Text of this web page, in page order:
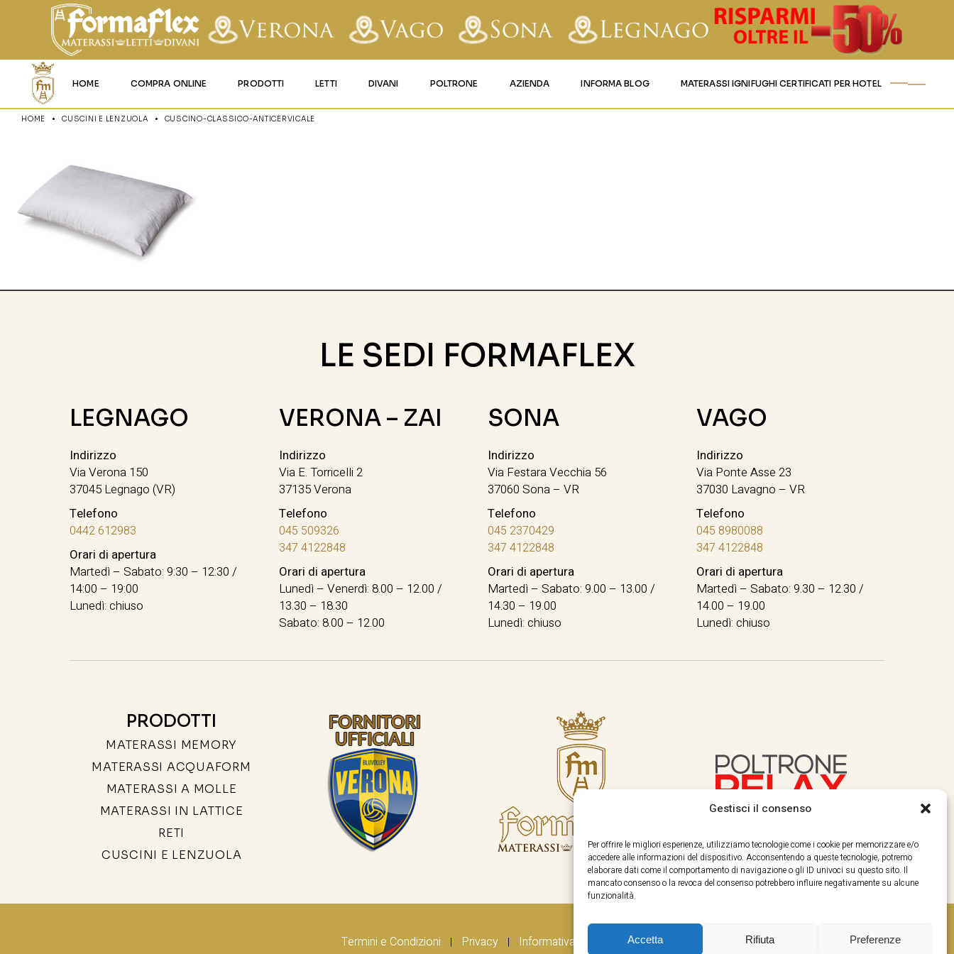
Gestisci il consenso
Per offrire le migliori esperienze, utilizziamo tecnologie come i cookie per memorizzare e/o
accedere alle informazioni del dispositivo. Acconsentendo a queste tecnologie, potremo
elaborare dati come il comportamento di navigazione o gli ID univoci su questo sito. Il
mancato consenso o la revoca del consenso potrebbero influire negativamente su alcune
funzionalità.
Accetta Rifiuta Preferenze
HOME COMPRA ONLINE PRODOTTI
DEI PRODOTTI
LETTI DIVANI POLTRONE AZIENDA INFORMA BLOG MATERASSI IGNIFUGHI CERTIFICATI PER HOTEL
HOME CUSCINI E LENZUOLA CUSCINO-CLASSICO-ANTICERVICALE
LE SEDI FORMAFLEX
LEGNAGO
Indirizzo
Via Verona 150
37045 Legnago (VR)
Telefono
0442 612983
Orari di apertura
Martedì – Sabato: 9:30 – 12:30 /
14:00 – 19:00
Lunedì: chiuso
VERONA – ZAI
Indirizzo
Via E. Torricelli 2
37135 Verona
Telefono
045 509326
347 4122848
Orari di apertura
Lunedì – Venerdì: 8.00 – 12.00 /
13.30 – 18.30
Sabato: 8.00 – 12.00
SONA
Indirizzo
Via Festara Vecchia 56
37060 Sona – VR
Telefono
045 2370429
347 4122848
Orari di apertura
Martedì – Sabato: 9.00 – 13.00 /
14.30 – 19.00
Lunedì: chiuso
VAGO
Indirizzo
Via Ponte Asse 23
37030 Lavagno – VR
Telefono
045 8980088
347 4122848
Orari di apertura
Martedì – Sabato: 9.30 – 12.30 /
14.00 – 19.00
Lunedì: chiuso
PRODOTTI
MATERASSI MEMORY
MATERASSI ACQUAFORM
MATERASSI A MOLLE
MATERASSI IN LATTICE
RETI
CUSCINI E LENZUOLA
Termini e Condizioni | Privacy | Informativa Cookie